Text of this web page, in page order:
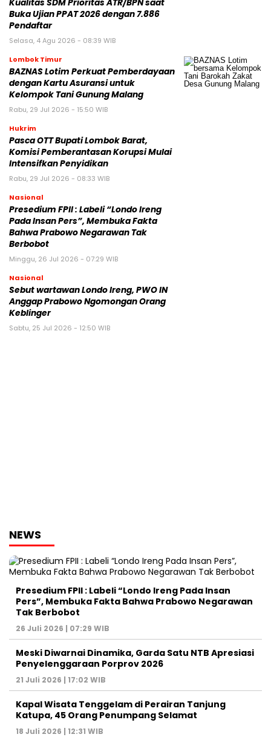
Kualitas SDM Prioritas ATR/BPN saat
Buka Ujian PPAT 2026 dengan 7.886
Pendaftar
Selasa, 4 Agu 2026 - 08:39 WIB
Lombok Timur
BAZNAS Lotim Perkuat Pemberdayaan
dengan Kartu Asuransi untuk
Kelompok Tani Gunung Malang
Rabu, 29 Jul 2026 - 15:50 WIB
Hukrim
Pasca OTT Bupati Lombok Barat,
Komisi Pemberantasan Korupsi Mulai
Intensifkan Penyidikan
Rabu, 29 Jul 2026 - 08:33 WIB
Nasional
Presedium FPII : Labeli “Londo Ireng
Pada Insan Pers”, Membuka Fakta
Bahwa Prabowo Negarawan Tak
Berbobot
Minggu, 26 Jul 2026 - 07:29 WIB
Nasional
Sebut wartawan Londo Ireng, PWO IN
Anggap Prabowo Ngomongan Orang
Keblinger
Sabtu, 25 Jul 2026 - 12:50 WIB
NEWS
Presedium FPII : Labeli “Londo Ireng Pada Insan
Pers”, Membuka Fakta Bahwa Prabowo Negarawan
Tak Berbobot
26 Juli 2026 | 07:29 WIB
Meski Diwarnai Dinamika, Garda Satu NTB Apresiasi
Penyelenggaraan Porprov 2026 ‎
21 Juli 2026 | 17:02 WIB
Kapal Wisata Tenggelam di Perairan Tanjung
Katupa, 45 Orang Penumpang Selamat
18 Juli 2026 | 12:31 WIB